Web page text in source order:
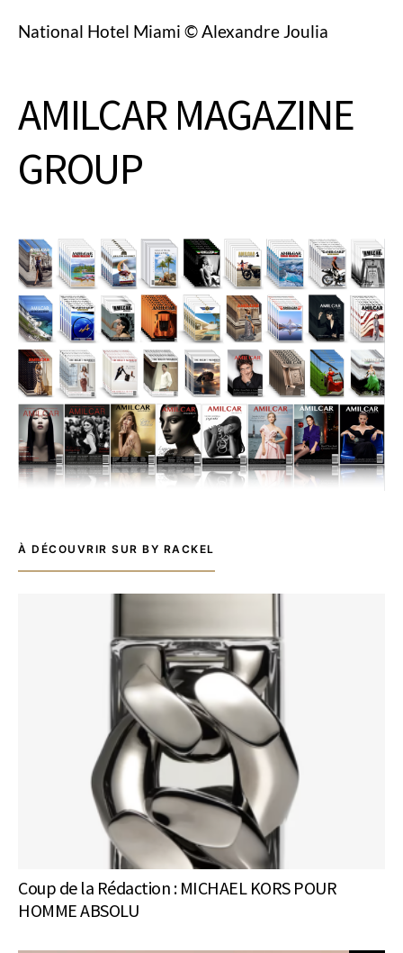
National Hotel Miami © Alexandre Joulia
AMILCAR MAGAZINE
GROUP
À DÉCOUVRIR SUR BY RACKEL
Coup de la Rédaction : MICHAEL KORS POUR
HOMME ABSOLU